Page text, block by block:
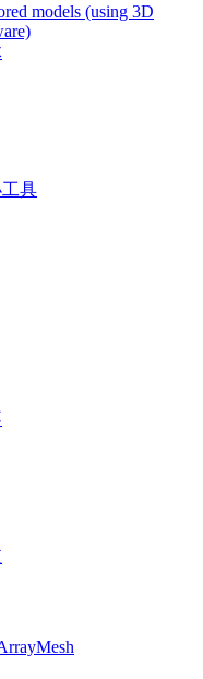
models (using 3D
具